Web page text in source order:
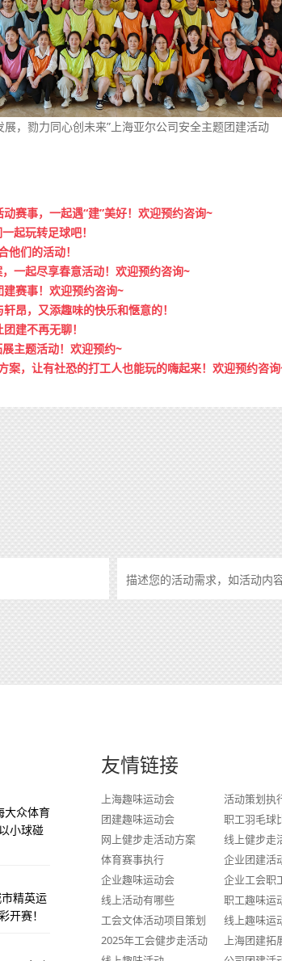
展，勠力同心创未来”上海亚尔公司安全主题团建活动
赛事，一起遇“建”美好！欢迎预约咨询~
起玩转足球吧！
们的活动！
一起尽享春意活动！欢迎预约咨询~
赛事！欢迎预约咨询~
昂，又添趣味的快乐和惬意的！
建不再无聊！
主题活动！欢迎预约~
，让有社恐的打工人也能玩的嗨起来！欢迎预约咨
大众体育
小球碰
精英运
开赛！
友情链接
上海趣味运动会
活动策划执
团建趣味运动会
职工羽毛球
网上健步走活动方案
线上健步走
体育赛事执行
企业团建活
企业趣味运动会
企业工会职
线上活动有哪些
职工趣味运
工会文体活动项目策划
线上趣味运
2025年工会健步走活动
上海团建拓